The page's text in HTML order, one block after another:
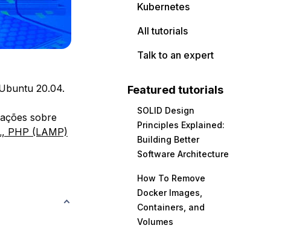
20.04.
sobre
PHP (LAMP)
Kubernetes
All tutorials
Talk to an expert
Featured tutorials
SOLID Design
Principles Explained:
Building Better
Software Architecture
How To Remove
Docker Images,
Containers, and
Volumes